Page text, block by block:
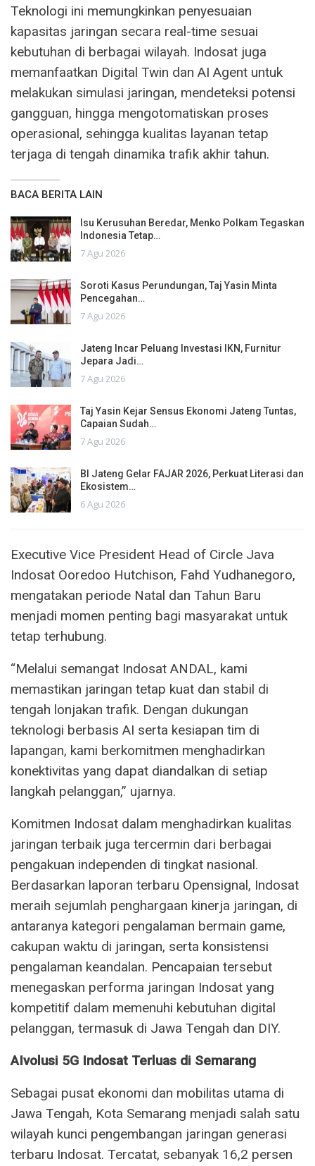
Teknologi ini memungkinkan penyesuaian
kapasitas jaringan secara real-time sesuai
kebutuhan di berbagai wilayah. Indosat juga
memanfaatkan Digital Twin dan AI Agent untuk
melakukan simulasi jaringan, mendeteksi potensi
gangguan, hingga mengotomatiskan proses
operasional, sehingga kualitas layanan tetap
terjaga di tengah dinamika trafik akhir tahun.
BACA BERITA LAIN
Isu Kerusuhan Beredar, Menko Polkam Tegaskan
Indonesia Tetap…
7 Agu 2026
Soroti Kasus Perundungan, Taj Yasin Minta
Pencegahan…
7 Agu 2026
Jateng Incar Peluang Investasi IKN, Furnitur
Jepara Jadi…
7 Agu 2026
Taj Yasin Kejar Sensus Ekonomi Jateng Tuntas,
Capaian Sudah…
7 Agu 2026
BI Jateng Gelar FAJAR 2026, Perkuat Literasi dan
Ekosistem…
6 Agu 2026
Executive Vice President Head of Circle Java
Indosat Ooredoo Hutchison, Fahd Yudhanegoro,
mengatakan periode Natal dan Tahun Baru
menjadi momen penting bagi masyarakat untuk
tetap terhubung.
“Melalui semangat Indosat ANDAL, kami
memastikan jaringan tetap kuat dan stabil di
tengah lonjakan trafik. Dengan dukungan
teknologi berbasis AI serta kesiapan tim di
lapangan, kami berkomitmen menghadirkan
konektivitas yang dapat diandalkan di setiap
langkah pelanggan,” ujarnya.
Komitmen Indosat dalam menghadirkan kualitas
jaringan terbaik juga tercermin dari berbagai
pengakuan independen di tingkat nasional.
Berdasarkan laporan terbaru Opensignal, Indosat
meraih sejumlah penghargaan kinerja jaringan, di
antaranya kategori pengalaman bermain game,
cakupan waktu di jaringan, serta konsistensi
pengalaman keandalan. Pencapaian tersebut
menegaskan performa jaringan Indosat yang
kompetitif dalam memenuhi kebutuhan digital
pelanggan, termasuk di Jawa Tengah dan DIY.
AIvolusi 5G Indosat Terluas di Semarang
Sebagai pusat ekonomi dan mobilitas utama di
Jawa Tengah, Kota Semarang menjadi salah satu
wilayah kunci pengembangan jaringan generasi
terbaru Indosat. Tercatat, sebanyak 16,2 persen